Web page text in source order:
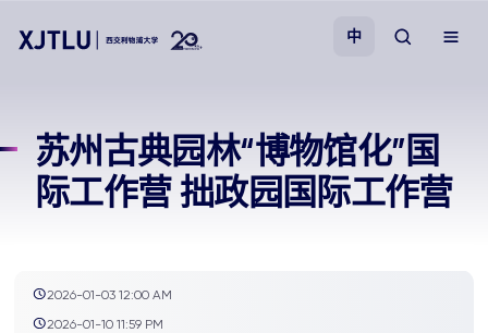
招生
学院
中
苏州古典园林“博物馆化”国
际工作营 拙政园国际工作营
2026-01-03 12:00 AM
2026-01-10 11:59 PM